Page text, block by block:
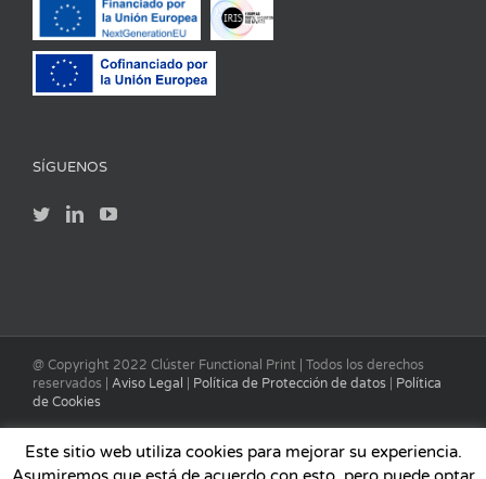
SÍGUENOS
@ Copyright 2022 Clúster Functional Print | Todos los derechos
reservados | Aviso Legal Política de Protección de datos
Política
de Cookies
Este sitio web utiliza cookies para mejorar su experiencia.